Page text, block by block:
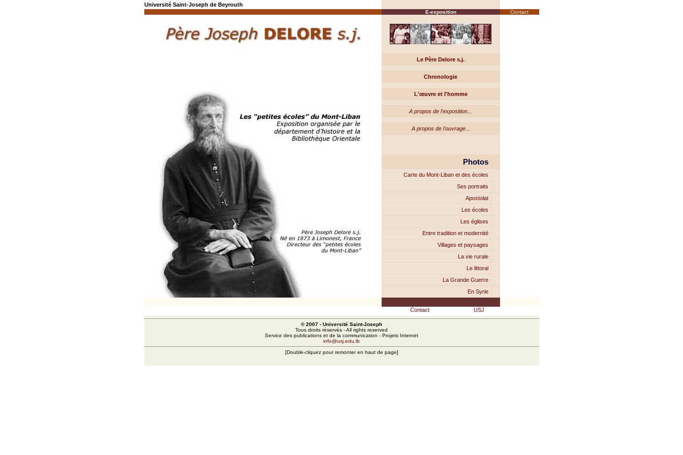
Université Saint-Joseph de Beyrouth
E-exposition Contact
Le Père Delore s.j.
Chronologie
L'œuvre et l'homme
A propos de l'exposition...
A propos de l'ouvrage...
Photos
Carte du Mont-Liban et des écoles
Ses portraits
Apostolat
Les écoles
Les églises
Entre tradition et modernité
Villages et paysages
La vie rurale
Le littoral
La Grande Guerre
En Syrie
Contact USJ
© 2007 - Université Saint-Joseph
Tous droits réservés - All rights reserved
Service des publications et de la communication - Projets Internet
info@usj.edu.lb
[Double-cliquez pour remonter en haut de page]